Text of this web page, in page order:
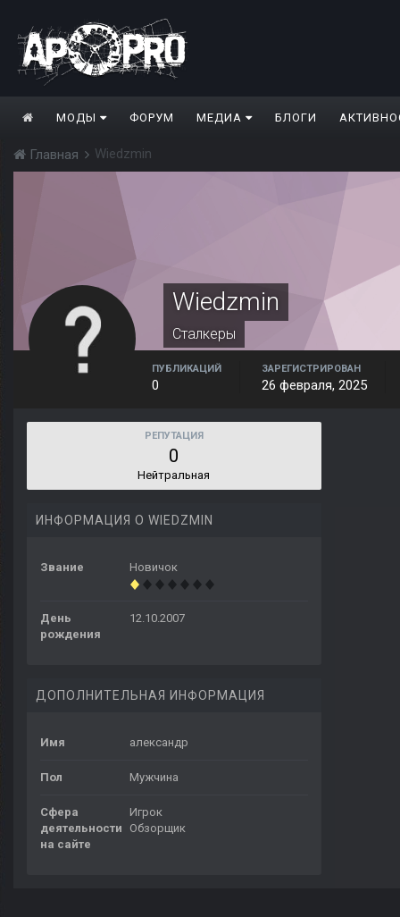
МОДЫ ФОРУМ МЕДИА БЛОГИ
Главная Wiedzmin
Wiedzmin
Сталкеры
ПУБЛИКАЦИЙ
0
ЗАРЕГИСТРИРОВАН
26 февраля, 2025
РЕПУТАЦИЯ
0
Нейтральная
ИНФОРМАЦИЯ О WIEDZMIN
Звание Новичок
День
рождения
12.10.2007
ДОПОЛНИТЕЛЬНАЯ ИНФОРМАЦИЯ
Имя александр
Пол Мужчина
Сфера
деятельности
на сайте
Игрок
Обзорщик